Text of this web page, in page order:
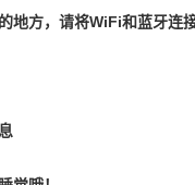
地方，请将WiFi和蓝牙连接